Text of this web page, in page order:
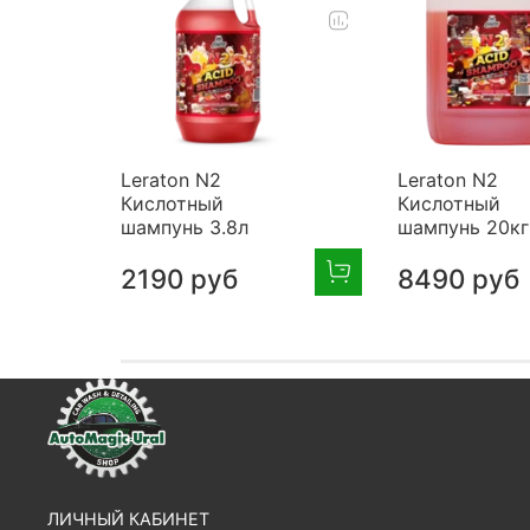
Leraton N2
Кислотный
шампунь 3.8л
2190 руб
Leraton N2
Кислотный
шампунь 20кг
8490 руб
ЛИЧНЫЙ КАБИНЕТ